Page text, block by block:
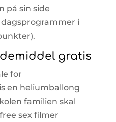
på sin side
i
gratis
for
en heliumballong
familien skal
sex filmer